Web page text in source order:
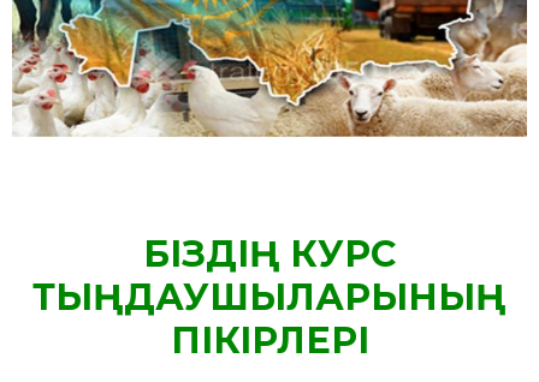
БІЗДІҢ КУРС
ТЫҢДАУШЫЛАРЫНЫҢ
ПІКІРЛЕРІ